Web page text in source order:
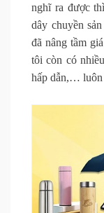
nghĩ ra được
dây chuyền
đã nâng tầm
tôi còn có
hấp dẫn,… luôn